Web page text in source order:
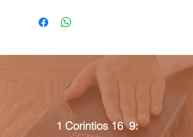
1 Corintios 16 9: